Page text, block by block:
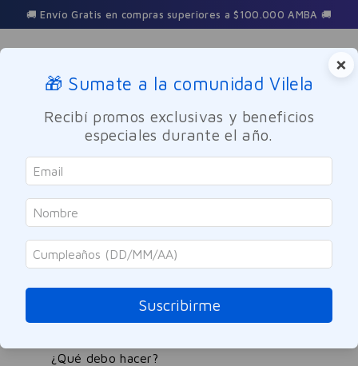
🚚 Envío Gratis en compras superiores a $100.000 AMBA 🚚
Buscar
nebulizador-ultrasonico-portatil-inalambrico-mesh-silencioso--ne-
m01l-
OOPS!
No encontramos ningún resultado para
nebulizador-ultrasonico-portatil-
¿Qué debo hacer?
×
🎁 Sumate a la comunidad Vilela
Recibí promos exclusivas y beneficios
especiales durante el año.
Suscribirme